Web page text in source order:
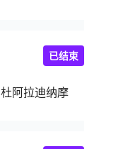
杜阿拉迪纳摩
已结束